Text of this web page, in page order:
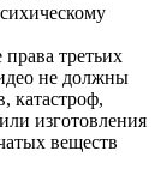
третьих
не должны
катастроф,
изготовления
веществ